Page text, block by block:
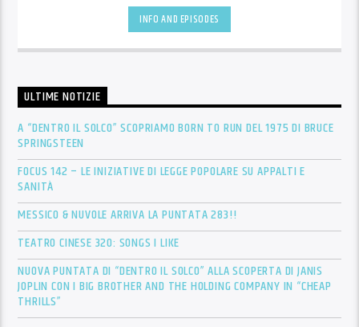
INFO AND EPISODES
ULTIME NOTIZIE
A “DENTRO IL SOLCO” SCOPRIAMO BORN TO RUN DEL 1975 DI BRUCE
SPRINGSTEEN
FOCUS 142 – LE INIZIATIVE DI LEGGE POPOLARE SU APPALTI E
SANITÀ
MESSICO & NUVOLE ARRIVA LA PUNTATA 283!!
TEATRO CINESE 320: SONGS I LIKE
NUOVA PUNTATA DI “DENTRO IL SOLCO” ALLA SCOPERTA DI JANIS
JOPLIN CON I BIG BROTHER AND THE HOLDING COMPANY IN “CHEAP
THRILLS”